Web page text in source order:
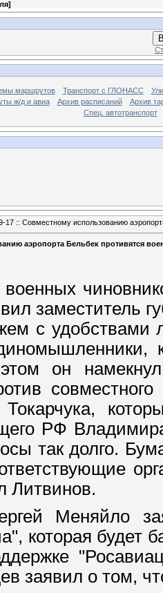
]
маршрутов Транспорт с ГЛОНАСС
ж/д и авиа Архив расписаний
Архив
Спец. автотранспорт
17 :: Совместному использованию
аэропорта Бельбек противятся
заместитель
с удобствами
он
Токарчука,
РФ
так долго.
Литвинов.
Меняйло
которая будет
заявил о том,